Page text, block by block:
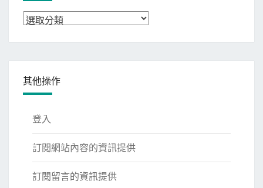
分
其他操作
登入
訂閱網站內容的資訊提供
訂閱留言的資訊提供